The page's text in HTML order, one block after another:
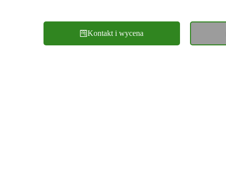
Kontakt i wycena